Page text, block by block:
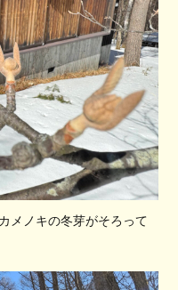
メノキの冬芽がそろって